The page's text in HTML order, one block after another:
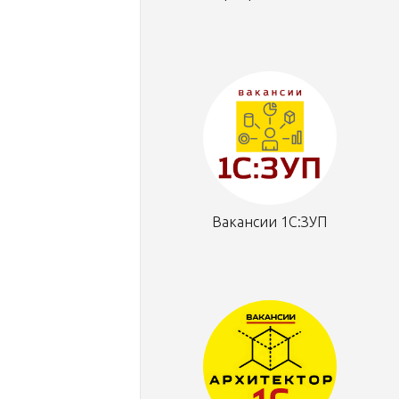
Вакансии 1С:ЗУП